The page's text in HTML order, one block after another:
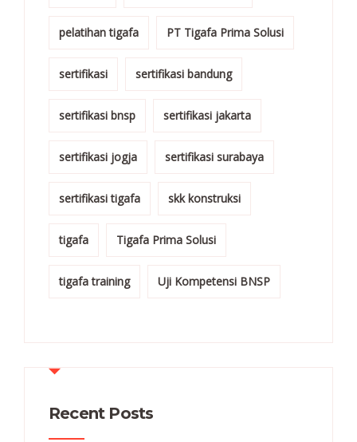
pelatihan tigafa PT Tigafa Prima Solusi
sertifikasi sertifikasi bandung
sertifikasi bnsp sertifikasi jakarta
sertifikasi jogja sertifikasi surabaya
sertifikasi tigafa skk konstruksi
tigafa Tigafa Prima Solusi
tigafa training Uji Kompetensi BNSP
Recent Posts